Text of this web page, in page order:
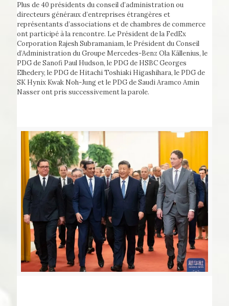
Plus de 40 présidents du conseil d’administration ou
directeurs généraux d’entreprises étrangères et
représentants d’associations et de chambres de commerce
ont participé à la rencontre. Le Président de la FedEx
Corporation Rajesh Subramaniam, le Président du Conseil
d’Administration du Groupe Mercedes-Benz Ola Källenius, le
PDG de Sanofi Paul Hudson, le PDG de HSBC Georges
Elhedery, le PDG de Hitachi Toshiaki Higashihara, le PDG de
SK Hynix Kwak Noh-Jung et le PDG de Saudi Aramco Amin
Nasser ont pris successivement la parole.